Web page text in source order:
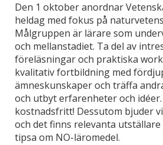
Den 1 oktober anordnar
heldag med fokus på
Målgruppen är lärare som
och mellanstadiet. Ta del av
föreläsningar och praktiska
kvalitativ fortbildning med
ämneskunskaper och träffa
och utbyt erfarenheter och
kostnadsfritt! Dessutom bjuder
och det finns relevanta
tipsa om NO-läromedel.